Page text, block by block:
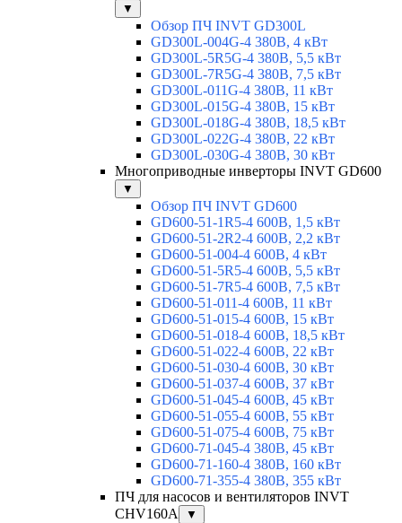
▼
Обзор ПЧ INVT GD300L
GD300L-004G-4 380В, 4 кВт
GD300L-5R5G-4 380В, 5,5 кВт
GD300L-7R5G-4 380В, 7,5 кВт
GD300L-011G-4 380В, 11 кВт
GD300L-015G-4 380В, 15 кВт
GD300L-018G-4 380В, 18,5 кВт
GD300L-022G-4 380В, 22 кВт
GD300L-030G-4 380В, 30 кВт
Многоприводные инверторы INVT GD600
▼
Обзор ПЧ INVT GD600
GD600-51-1R5-4 600В, 1,5 кВт
GD600-51-2R2-4 600В, 2,2 кВт
GD600-51-004-4 600В, 4 кВт
GD600-51-5R5-4 600В, 5,5 кВт
GD600-51-7R5-4 600В, 7,5 кВт
GD600-51-011-4 600В, 11 кВт
GD600-51-015-4 600В, 15 кВт
GD600-51-018-4 600В, 18,5 кВт
GD600-51-022-4 600В, 22 кВт
GD600-51-030-4 600В, 30 кВт
GD600-51-037-4 600В, 37 кВт
GD600-51-045-4 600В, 45 кВт
GD600-51-055-4 600В, 55 кВт
GD600-51-075-4 600В, 75 кВт
GD600-71-045-4 380В, 45 кВт
GD600-71-160-4 380В, 160 кВт
GD600-71-355-4 380В, 355 кВт
ПЧ для насосов и вентиляторов INVT
CHV160A
▼